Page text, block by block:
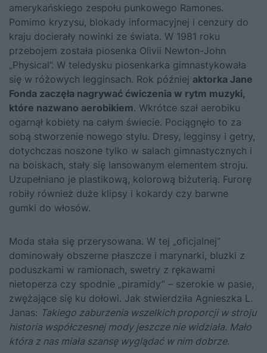
amerykańskiego zespołu punkowego Ramones.
Pomimo kryzysu, blokady informacyjnej i cenzury do
kraju docierały nowinki ze świata. W 1981 roku
przebojem została piosenka Olivii Newton-John
„Physical”. W teledysku piosenkarka gimnastykowała
się w różowych legginsach. Rok później aktorka Jane
Fonda zaczęła nagrywać ćwiczenia w rytm muzyki,
które nazwano aerobikiem. Wkrótce szał aerobiku
ogarnął kobiety na całym świecie. Pociągnęło to za
sobą stworzenie nowego stylu. Dresy, legginsy i getry,
dotychczas noszone tylko w salach gimnastycznych i
na boiskach, stały się lansowanym elementem stroju.
Uzupełniano je plastikową, kolorową biżuterią. Furorę
robiły również duże klipsy i kokardy czy barwne
gumki do włosów.
Moda stała się przerysowana. W tej „oficjalnej”
dominowały obszerne płaszcze i marynarki, bluzki z
poduszkami w ramionach, swetry z rękawami
nietoperza czy spodnie „piramidy” – szerokie w pasie,
zwężające się ku dołowi. Jak stwierdziła Agnieszka L.
Janas: Takiego zaburzenia wszelkich proporcji w stroju
historia współczesnej mody jeszcze nie widziała. Mało
która z nas miała szansę wyglądać w nim dobrze.